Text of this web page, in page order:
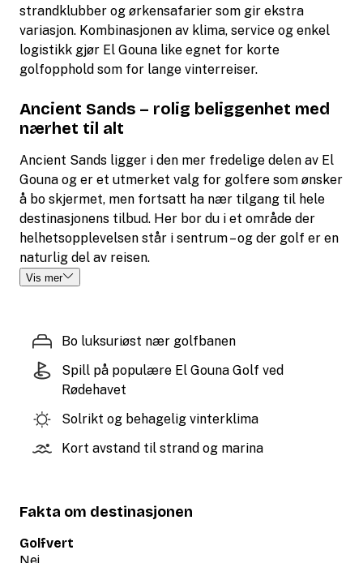
strandklubber og ørkensafarier som gir ekstra
variasjon. Kombinasjonen av klima, service og enkel
logistikk gjør El Gouna like egnet for korte
golfopphold som for lange vinterreiser.
Ancient Sands – rolig beliggenhet med
nærhet til alt
Ancient Sands ligger i den mer fredelige delen av El
Gouna og er et utmerket valg for golfere som ønsker
å bo skjermet, men fortsatt ha nær tilgang til hele
destinasjonens tilbud. Her bor du i et område der
helhetsopplevelsen står i sentrum – og der golf er en
naturlig del av reisen.
Vis mer
Bo luksuriøst nær golfbanen
Spill på populære El Gouna Golf ved
Rødehavet
Solrikt og behagelig vinterklima
Kort avstand til strand og marina
Fakta om destinasjonen
Golfvert